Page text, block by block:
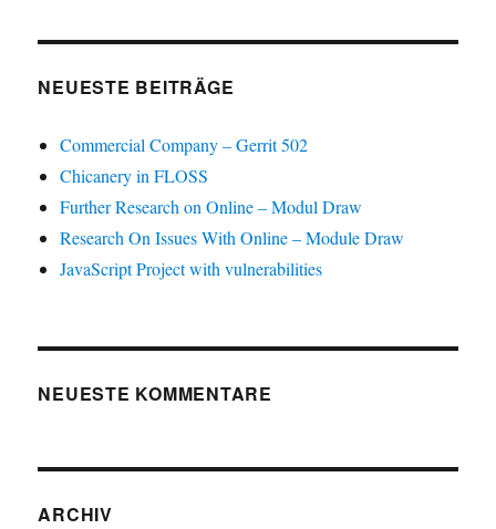
NEUESTE BEITRÄGE
Commercial Company – Gerrit 502
Chicanery in FLOSS
Further Research on Online – Modul Draw
Research On Issues With Online – Module Draw
JavaScript Project with vulnerabilities
NEUESTE KOMMENTARE
ARCHIV